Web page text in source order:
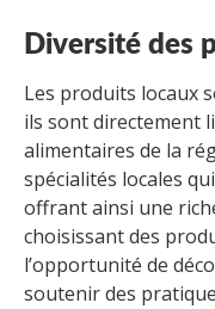
Diversité des
Les produits locaux
ils sont directement
alimentaires de la
spécialités locales
offrant ainsi une
choisissant des
l’opportunité de
soutenir des